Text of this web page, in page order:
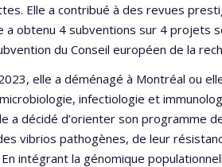
Elle a contribué à des revues
a obtenu 4 subventions sur 4 projets
du Conseil européen de la
elle a déménagé à Montréal ou
infectiologie et
a décidé d’orienter son programme
vibrios pathogènes, de leur
intégrant la génomique